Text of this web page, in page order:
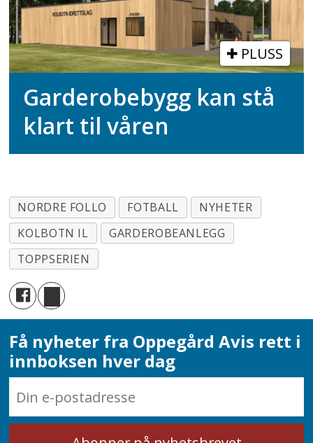
PLUSS
Garderobebygg kan stå
klart til våren
NORDRE FOLLO FOTBALL
NYHETER
KOLBOTN IL
GARDEROBEANLEGG
TOPPSERIEN
Få nyheter fra Oppegård Avis rett i
innboksen hver dag